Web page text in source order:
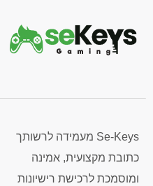
Se-Keys מעמידה לרשותך
כתובת מקצועית, אמינה
ומוסמכת לרכישת רישיונות